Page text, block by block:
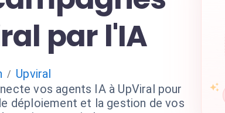
par l'IA
/ Upviral
vos agents IA à UpViral pour
déploiement et la gestion de vos